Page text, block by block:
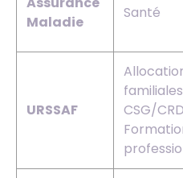
Maladie
Santé
URSSAF
CSG/